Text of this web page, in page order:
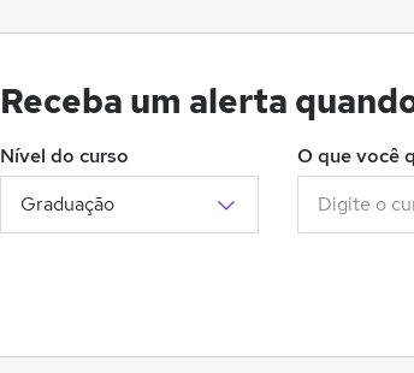
Receba um alerta
Nível do curso O que você